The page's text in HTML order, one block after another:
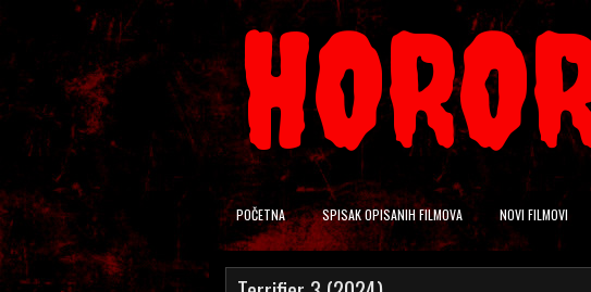
POČETNA SPISAK OPISANIH FILMOVA NOVI FILMOVI